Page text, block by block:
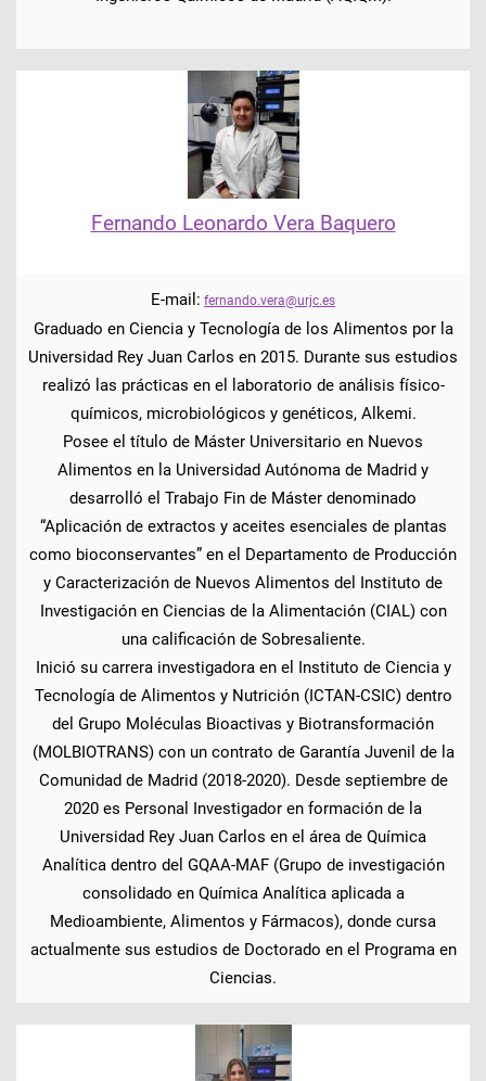
Fernando Leonardo Vera Baquero
E-mail: fernando.vera@urjc.es
Graduado en Ciencia y Tecnología de los Alimentos por la
Universidad Rey Juan Carlos en 2015. Durante sus estudios
realizó las prácticas en el laboratorio de análisis físico-
químicos, microbiológicos y genéticos, Alkemi.
Posee el título de Máster Universitario en Nuevos
Alimentos en la Universidad Autónoma de Madrid y
desarrolló el Trabajo Fin de Máster denominado
“Aplicación de extractos y aceites esenciales de plantas
como bioconservantes” en el Departamento de Producción
y Caracterización de Nuevos Alimentos del Instituto de
Investigación en Ciencias de la Alimentación (CIAL) con
una calificación de Sobresaliente.
Inició su carrera investigadora en el Instituto de Ciencia y
Tecnología de Alimentos y Nutrición (ICTAN-CSIC) dentro
del Grupo Moléculas Bioactivas y Biotransformación
(MOLBIOTRANS) con un contrato de Garantía Juvenil de la
Comunidad de Madrid (2018-2020). Desde septiembre de
2020 es Personal Investigador en formación de la
Universidad Rey Juan Carlos en el área de Química
Analítica dentro del GQAA-MAF (Grupo de investigación
consolidado en Química Analítica aplicada a
Medioambiente, Alimentos y Fármacos), donde cursa
actualmente sus estudios de Doctorado en el Programa en
Ciencias.